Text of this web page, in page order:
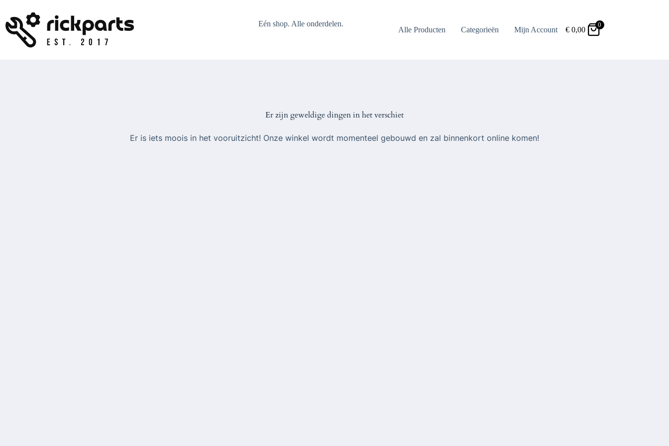
de
inhoud
Eén shop. Alle onderdelen.
Alle Producten Categorieën Mijn Account €0,00
0
Er zijn geweldige dingen in het verschiet
Er is iets moois in het vooruitzicht! Onze winkel wordt momenteel gebouwd en zal binnenkort online komen!